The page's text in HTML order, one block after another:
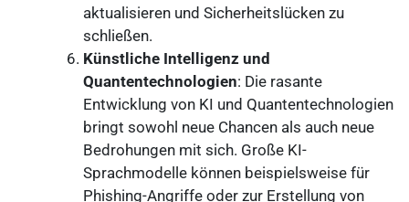
aktualisieren und Sicherheitslücken zu
schließen.
Künstliche Intelligenz und
Quantentechnologien: Die rasante
Entwicklung von KI und Quantentechnologien
bringt sowohl neue Chancen als auch neue
Bedrohungen mit sich. Große KI-
Sprachmodelle können beispielsweise für
Phishing-Angriffe oder zur Erstellung von